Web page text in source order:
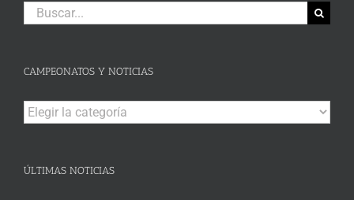
Buscar:
CAMPEONATOS Y NOTICIAS
Campeonatos
y
ÚLTIMAS NOTICIAS